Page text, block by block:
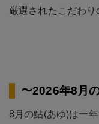
厳選されたこだわ
〜2026年8月
8月の鮎(あゆ)は一